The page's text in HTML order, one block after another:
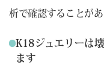
析で確認することがあ
K18ジュエリーは
ます